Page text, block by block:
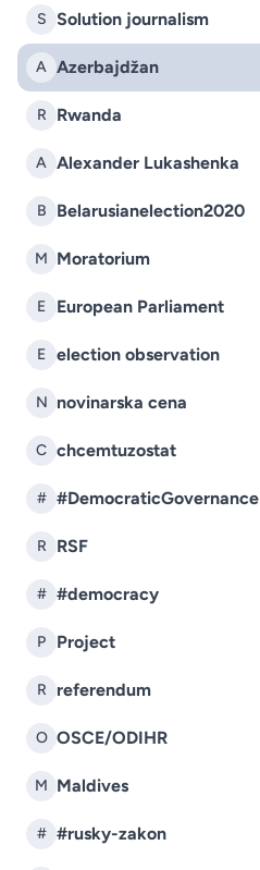
S Solution journalism
A Azerbajdžan
R Rwanda
A Alexander Lukashenka
B Belarusianelection2020
M Moratorium
E European Parliament
E election observation
N novinarska cena
C chcemtuzostat
# #DemocraticGovernance
R RSF
# #democracy
P Project
R referendum
O OSCE/ODIHR
M Maldives
# #rusky-zakon